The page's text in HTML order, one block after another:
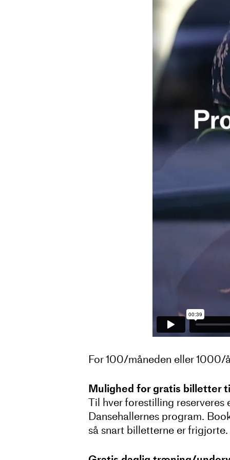
For 100/måneden eller
Mulighed for gratis billetter
Til hver forestilling
Dansehallernes program.
så snart billetterne er